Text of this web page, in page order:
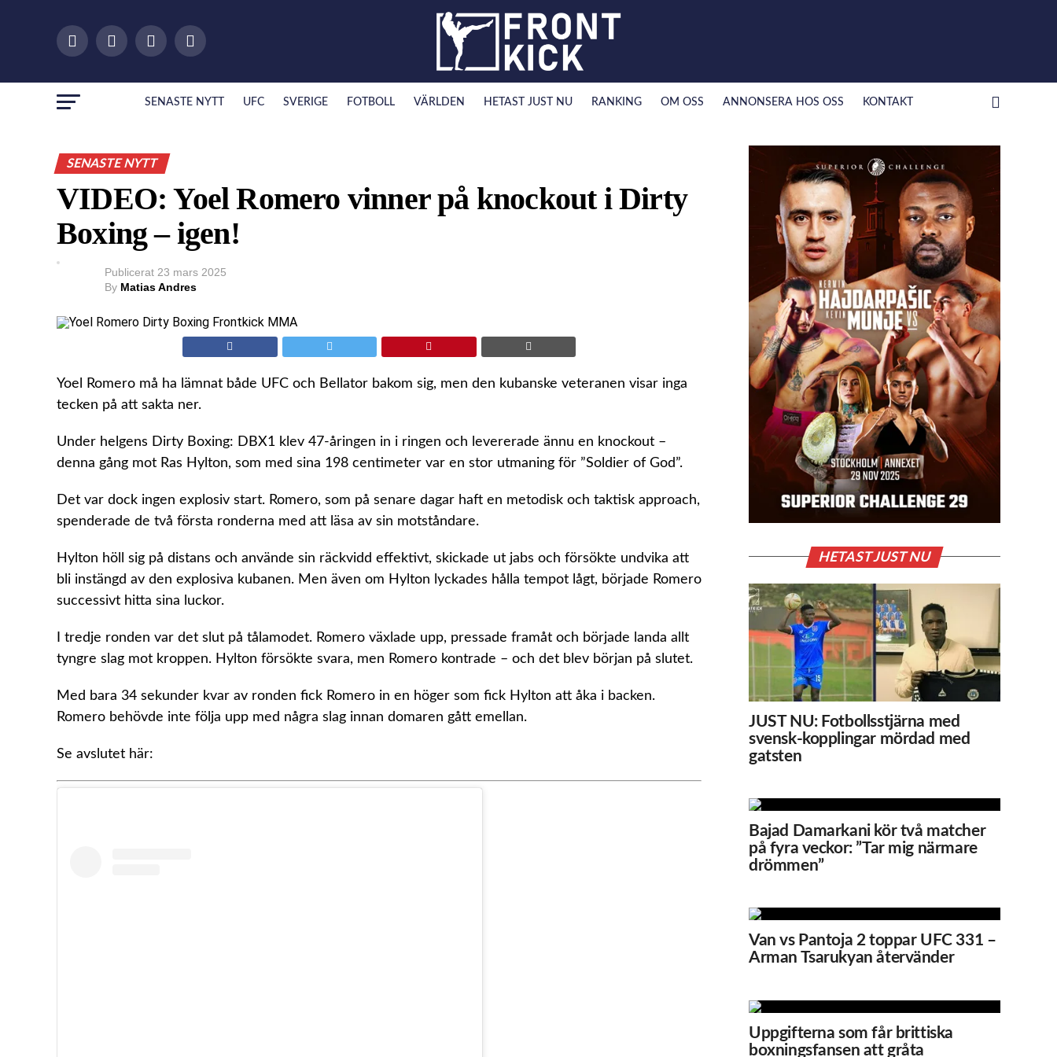
SENASTE NYTT UFC SVERIGE FOTBOLL VÄRLDEN HETAST JUST NU RANKING OM OSS ANNONSERA HOS OSS KONTAKT
SENASTE NYTT
VIDEO: Yoel Romero vinner på knockout i Dirty
Boxing – igen!
Publicerat 23 mars 2025
By Matias Andres
Yoel Romero må ha lämnat både UFC och Bellator bakom sig, men den kubanske veteranen visar inga
tecken på att sakta ner.
Under helgens Dirty Boxing: DBX1 klev 47-åringen in i ringen och levererade ännu en knockout –
denna gång mot Ras Hylton, som med sina 198 centimeter var en stor utmaning för ”Soldier of God”.
Det var dock ingen explosiv start. Romero, som på senare dagar haft en metodisk och taktisk approach,
spenderade de två första ronderna med att läsa av sin motståndare.
Hylton höll sig på distans och använde sin räckvidd effektivt, skickade ut jabs och försökte undvika att
bli instängd av den explosiva kubanen. Men även om Hylton lyckades hålla tempot lågt, började Romero
successivt hitta sina luckor.
I tredje ronden var det slut på tålamodet. Romero växlade upp, pressade framåt och började landa allt
tyngre slag mot kroppen. Hylton försökte svara, men Romero kontrade – och det blev början på slutet.
Med bara 34 sekunder kvar av ronden fick Romero in en höger som fick Hylton att åka i backen.
Romero behövde inte följa upp med några slag innan domaren gått emellan.
Se avslutet här:
HETAST JUST NU
JUST NU: Fotbollsstjärna med
svensk-kopplingar mördad med
gatsten
Bajad Damarkani kör två matcher
på fyra veckor: ”Tar mig närmare
drömmen”
Van vs Pantoja 2 toppar UFC 331 –
Arman Tsarukyan återvänder
Uppgifterna som får brittiska
boxningsfansen att gråta